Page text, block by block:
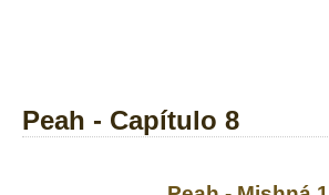
Peah - Capítulo 8